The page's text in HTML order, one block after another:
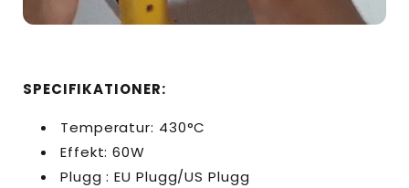
SPECIFIKATIONER:
Temperatur: 430°C
Effekt: 60W
Plugg : EU Plugg/US Plugg